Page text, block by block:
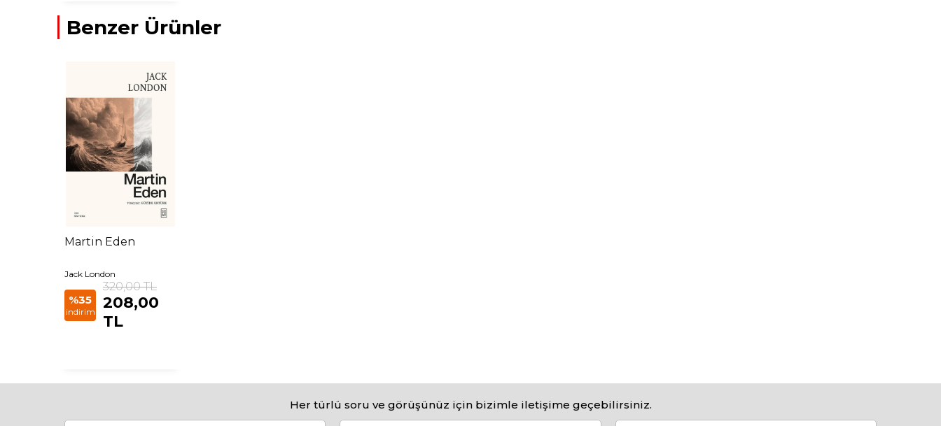
Benzer Ürünler
Martin Eden
Jack London
%35
indirim
320,00 TL
208,00
TL
Her türlü soru ve görüşünüz için bizimle iletişime geçebilirsiniz.